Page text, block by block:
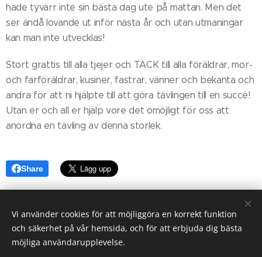
hade tyvärr inte sin bästa dag ute på mattan. Men det
ser ändå lovande ut inför nästa år och utan utmaningar
kan man inte utvecklas!
Stort grattis till alla tjejer och TACK till alla föräldrar, mor-
och farföräldrar, kusiner, fastrar, vänner och bekanta och
andra för att ni hjälpte till att göra tävlingen till en succé!
Utan er och all er hjälp vore det omöjligt för oss att
anordna en tävling av denna storlek.
Share
Vi använder cookies för att möjliggöra en korrekt funktion
och säkerhet på vår hemsida, och för att erbjuda dig bästa
möjliga användarupplevelse.